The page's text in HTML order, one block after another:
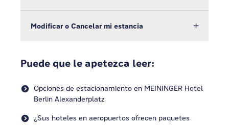
Modificar o Cancelar mi estancia
Puede que le apetezca leer:
Opciones de estacionamiento en MEININGER Hotel
Berlin Alexanderplatz
¿Sus hoteles en aeropuertos ofrecen paquetes